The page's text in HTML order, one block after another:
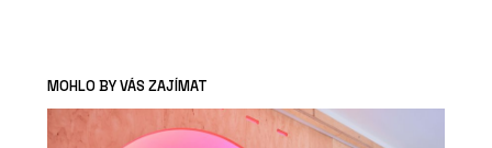
MOHLO BY VÁS ZAJÍMAT